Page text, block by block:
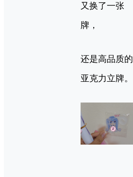
又换了一张
牌，
还是高品质的
亚克力立牌。